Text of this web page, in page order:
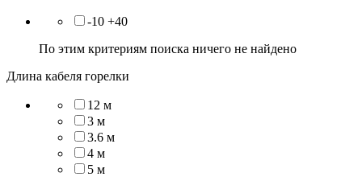
-10 +40
По этим критериям поиска ничего не найдено
Длина кабеля горелки
12 м
3 м
3.6 м
4 м
5 м